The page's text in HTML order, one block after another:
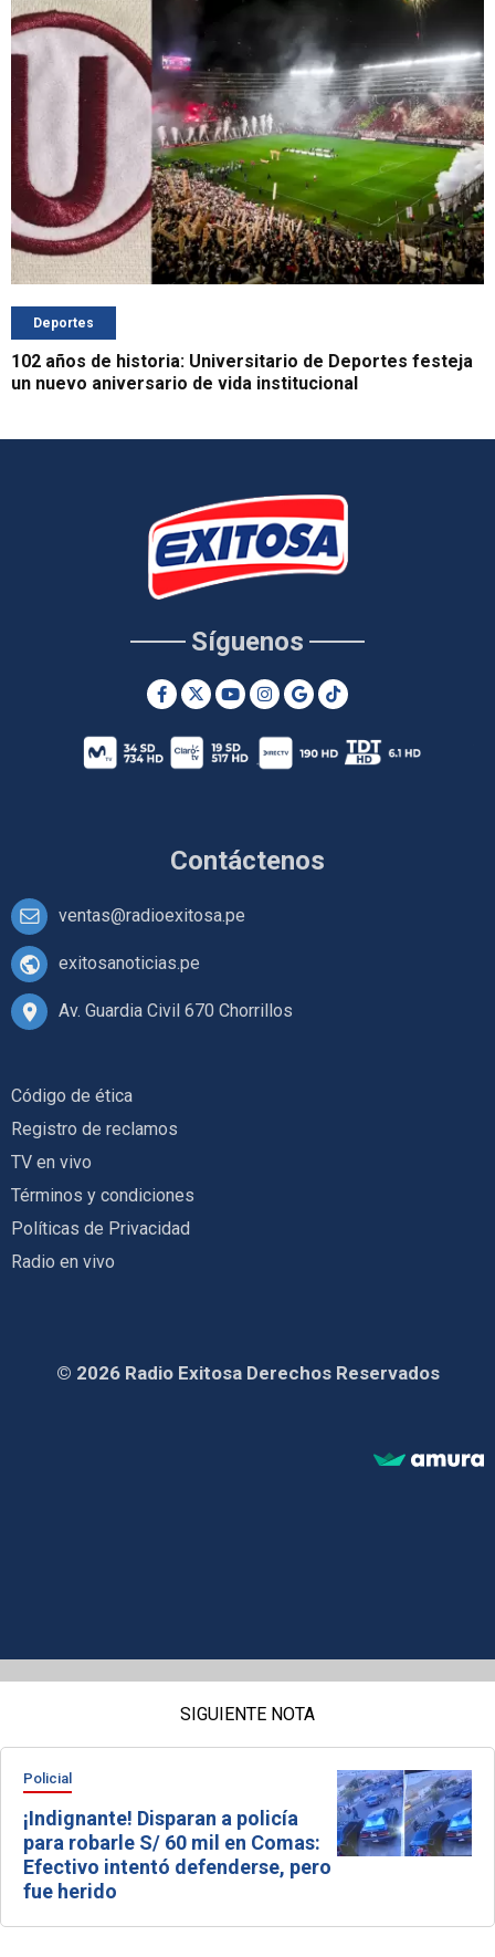
Deportes
102 años de historia: Universitario de Deportes festeja
un nuevo aniversario de vida institucional
Contáctenos
ventas@radioexitosa.pe
exitosanoticias.pe
Av. Guardia Civil 670 Chorrillos
Síguenos
Código de ética
Registro de reclamos
TV en vivo
Términos y condiciones
Políticas de Privacidad
Radio en vivo
© 2026 Radio Exitosa Derechos Reservados
SIGUIENTE NOTA
Policial
¡Indignante! Disparan a policía
para robarle S/ 60 mil en Comas:
Efectivo intentó defenderse, pero
fue herido